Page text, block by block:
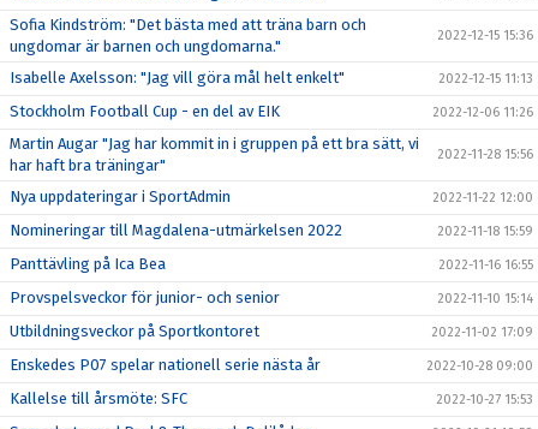
Sofia Kindström: "Det bästa med att träna barn och
ungdomar är barnen och ungdomarna."
2022-12-15 15:36
Isabelle Axelsson: "Jag vill göra mål helt enkelt" 2022-12-15 11:13
Stockholm Football Cup - en del av EIK 2022-12-06 11:26
Martin Augar "Jag har kommit in i gruppen på ett bra sätt, vi
har haft bra träningar"
2022-11-28 15:56
Nya uppdateringar i SportAdmin 2022-11-22 12:00
Nomineringar till Magdalena-utmärkelsen 2022 2022-11-18 15:59
Panttävling på Ica Bea 2022-11-16 16:55
Provspelsveckor för junior- och senior 2022-11-10 15:14
Utbildningsveckor på Sportkontoret 2022-11-02 17:09
Enskedes P07 spelar nationell serie nästa år 2022-10-28 09:00
Kallelse till årsmöte: SFC 2022-10-27 15:53